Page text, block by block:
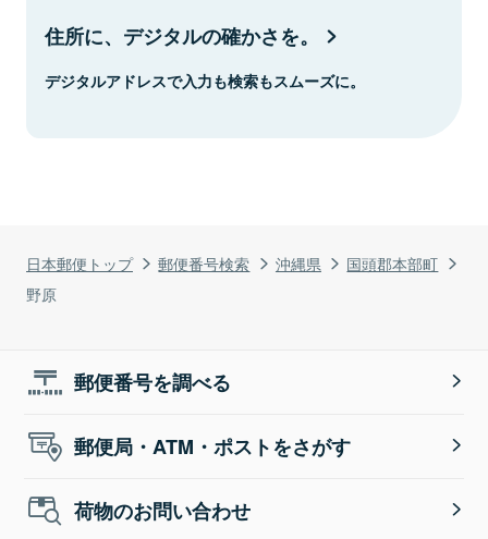
日本郵便トップ 郵便番号検索 沖縄県
国頭郡本部町
野原
住所に、デジタルの確かさを。
デジタルアドレスで入力も検索もスムーズに。
郵便番号を調べる
郵便局・ATM・ポストをさがす
荷物のお問い合わせ